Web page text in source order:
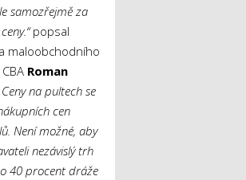
samozřejmě za
popsal
maloobchodního
Roman
na pultech se
cen
Není možné, aby
nezávislý trh
40 procent dráže